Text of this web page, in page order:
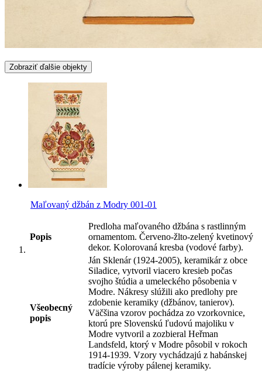
Zobraziť ďalšie objekty
Maľovaný džbán z Modry 001-01
Popis
Predloha maľovaného džbána s rastlinným
ornamentom. Červeno-žlto-zelený kvetinový
dekor. Kolorovaná kresba (vodové farby).
Všeobecný
popis
Ján Sklenár (1924-2005), keramikár z obce
Siladice, vytvoril viacero kresieb počas
svojho štúdia a umeleckého pôsobenia v
Modre. Nákresy slúžili ako predlohy pre
zdobenie keramiky (džbánov, tanierov).
Väčšina vzorov pochádza zo vzorkovnice,
ktorú pre Slovenskú ľudovú majoliku v
Modre vytvoril a zozbieral Heřman
Landsfeld, ktorý v Modre pôsobil v rokoch
1914-1939. Vzory vychádzajú z habánskej
tradície výroby pálenej keramiky.